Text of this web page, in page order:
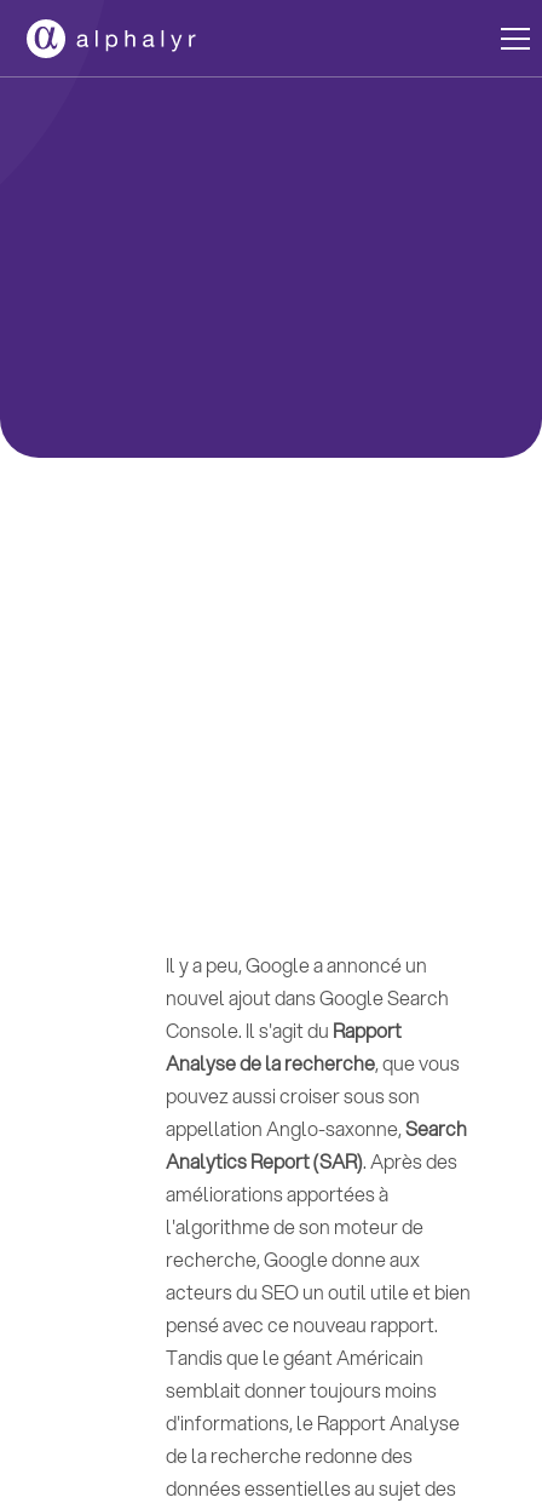
Il y a peu, Google a annoncé un
nouvel ajout dans Google Search
Console. Il s'agit du Rapport
Analyse de la recherche, que vous
pouvez aussi croiser sous son
appellation Anglo-saxonne,Search
Analytics Report (SAR). Après des
améliorations apportées à
l'algorithme de son moteur de
recherche, Google donne aux
acteurs du SEO un outil utile et bien
pensé avec ce nouveau rapport.
Tandis que le géant Américain
semblait donner toujours moins
d'informations, le Rapport Analyse
de la recherche redonne des
données essentielles au sujet des